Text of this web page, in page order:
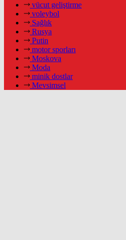
vücut geliştirme
voleybol
Sağlık
Rusya
Putin
motor sporları
Moskova
Moda
minik dostlar
Mevsimsel